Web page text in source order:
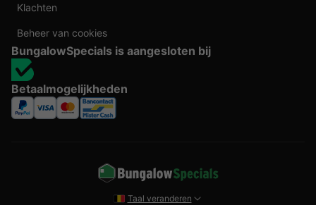
Klachten
Beheer van cookies
BungalowSpecials is aangesloten bij
Betaalmogelijkheden
Taal veranderen